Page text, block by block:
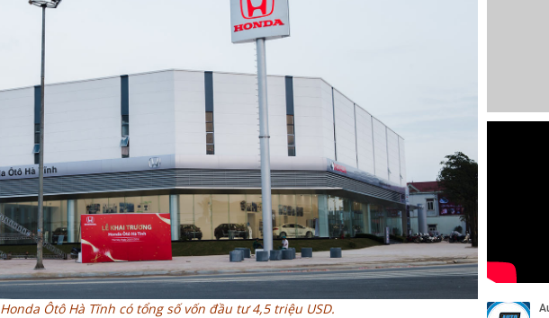
Honda Ôtô Hà Tĩnh có tổng số vốn đầu tư 4,5 triệu USD.